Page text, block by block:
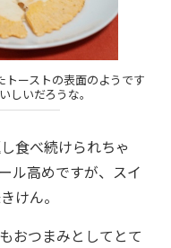
ーストの表面のようです
しいだろうな。
食べ続けられちゃ
ル高めですが、スイ
けん。
おつまみとしてとて